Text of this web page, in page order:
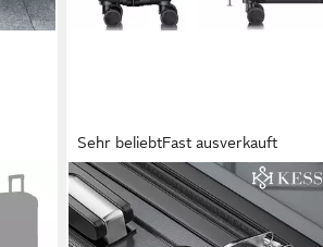
Sehr beliebtFast ausverkauft
KESSER
Hartschalen-Trolley Reisekoffer, 4
Rollen, ABS Hartschalenkoffer mit